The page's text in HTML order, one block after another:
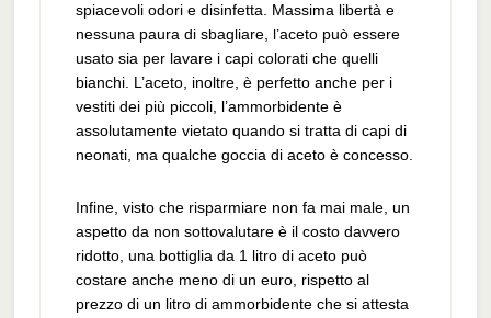
spiacevoli odori e disinfetta. Massima libertà e
nessuna paura di sbagliare, l’aceto può essere
usato sia per lavare i capi colorati che quelli
bianchi. L’aceto, inoltre, è perfetto anche per i
vestiti dei più piccoli, l’ammorbidente è
assolutamente vietato quando si tratta di capi di
neonati, ma qualche goccia di aceto è concesso.
Infine, visto che risparmiare non fa mai male, un
aspetto da non sottovalutare è il costo davvero
ridotto, una bottiglia da 1 litro di aceto può
costare anche meno di un euro, rispetto al
prezzo di un litro di ammorbidente che si attesta